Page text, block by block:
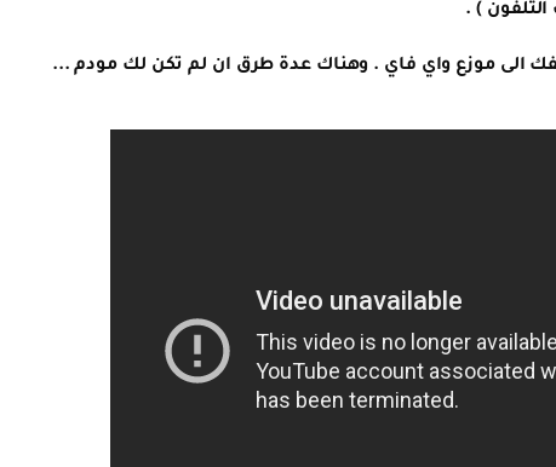
) .
الى موزع واي فاي . وهناك عدة طرق ان لم تكن لك مودم ...